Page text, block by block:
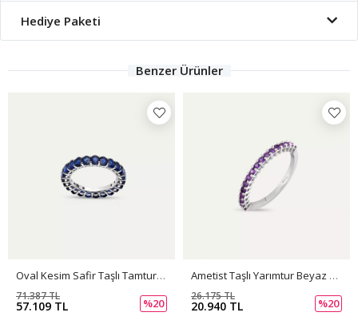
Hediye Paketi
Benzer Ürünler
Oval Kesim Safir Taşlı Tamtur Yüzük
57.109 TL
71.387 TL
%20
Ametist Taşlı Yarımtur Beyaz Altın Yüzük
20.940 TL
26.175 TL
%20